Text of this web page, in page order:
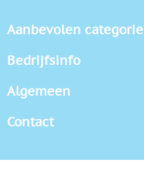
Aanbevolen
Bedrijfsinfo
Algemeen
Contact